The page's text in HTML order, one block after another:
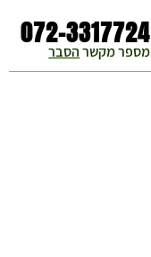
072-3317724
מספר מקשר הסבר